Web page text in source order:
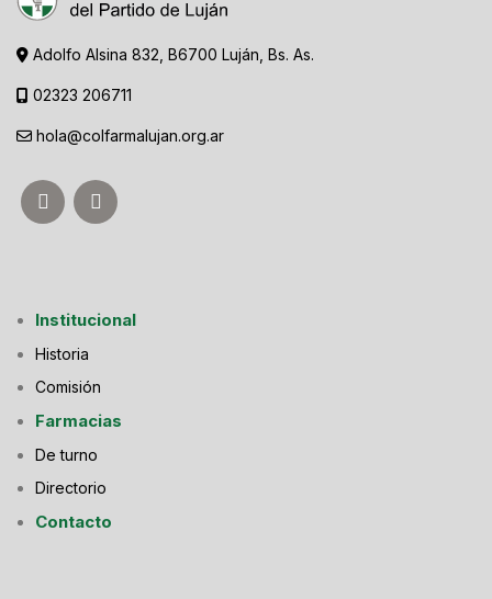
Adolfo Alsina 832, B6700 Luján, Bs. As.
02323 206711
hola@colfarmalujan.org.ar
Institucional
Historia
Comisión
Farmacias
De turno
Directorio
Contacto